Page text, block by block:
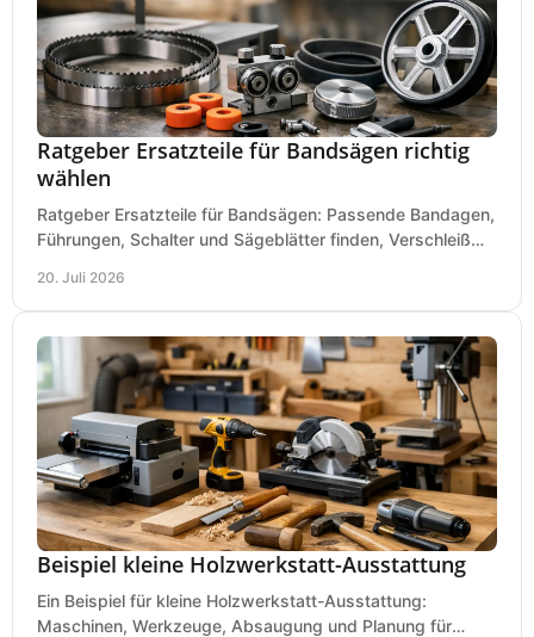
Ratgeber Ersatzteile für Bandsägen richtig
wählen
Ratgeber Ersatzteile für Bandsägen: Passende Bandagen,
Führungen, Schalter und Sägeblätter finden, Verschleiß
20. Juli 2026
Beispiel kleine Holzwerkstatt-Ausstattung
Ein Beispiel für kleine Holzwerkstatt-Ausstattung:
Maschinen, Werkzeuge, Absaugung und Planung für